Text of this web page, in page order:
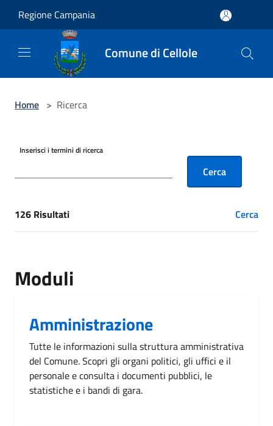
Regione Campania
Comune di Cellole
Home > Ricerca
Inserisci i termini di ricerca
Cerca
[results] Risultati
126 Risultati Cerca
Moduli
Amministrazione
Tutte le informazioni sulla struttura amministrativa
del Comune. Scopri gli organi politici, gli uffici e il
personale e consulta i documenti pubblici, le
statistiche e i bandi di gara.